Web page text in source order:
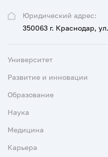
Юридический адрес:
350063 г. Краснодар,
Университет
Развитие и инновации
Образование
Наука
Медицина
Карьера